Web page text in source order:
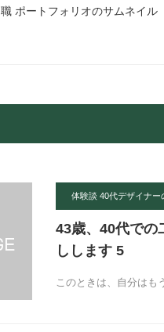
職 ポートフォリオのサムネイル
体験談 40代デザイナー
43歳、40代での
しします 5
このときは、自分はも